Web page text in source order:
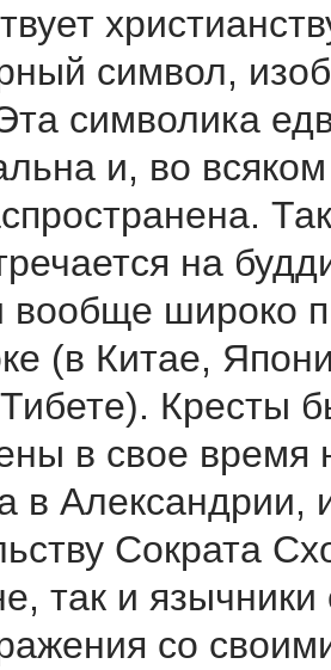
символ,
символика
и, во
на
вообще широко
(в Китае,
Кресты
в свое время
в Александрии,
Сократа
так и язычники
со